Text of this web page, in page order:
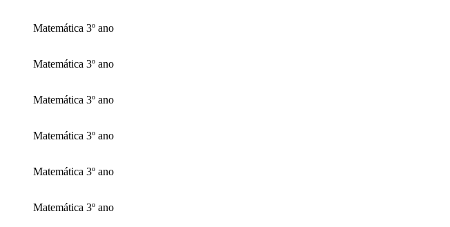
Matemática 3º ano
Matemática 3º ano
Matemática 3º ano
Matemática 3º ano
Matemática 3º ano
Matemática 3º ano